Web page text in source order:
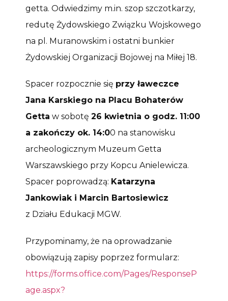
getta. Odwiedzimy m.in. szop szczotkarzy,
redutę Żydowskiego Związku Wojskowego
na pl. Muranowskim i ostatni bunkier
Żydowskiej Organizacji Bojowej na Miłej 18.
Spacer rozpocznie się przy ławeczce
Jana Karskiego na Placu Bohaterów
Getta w sobotę 26 kwietnia o godz. 11:00
a zakończy ok. 14:00 na stanowisku
archeologicznym Muzeum Getta
Warszawskiego przy Kopcu Anielewicza.
Spacer poprowadzą: Katarzyna
Jankowiak i Marcin Bartosiewicz
z Działu Edukacji MGW.
Przypominamy, że na oprowadzanie
obowiązują zapisy poprzez formularz:
https://forms.office.com/Pages/ResponseP
age.aspx?